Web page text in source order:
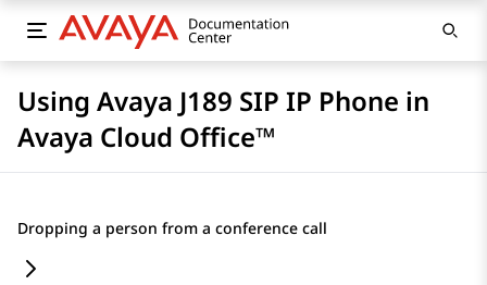
Using Avaya J189 SIP IP Phone in
Avaya Cloud Office™
Dropping a person from a conference call